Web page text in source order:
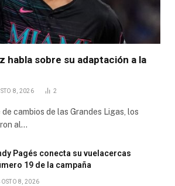
habla sobre su adaptación a la
8, 2026 2
cambios de las Grandes Ligas, los
al…
Pagés conecta su vuelacercas
19 de la campaña
8, 2026